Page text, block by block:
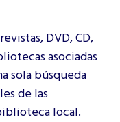
DVD, CD,
asociadas
sola búsqueda
de las
local.